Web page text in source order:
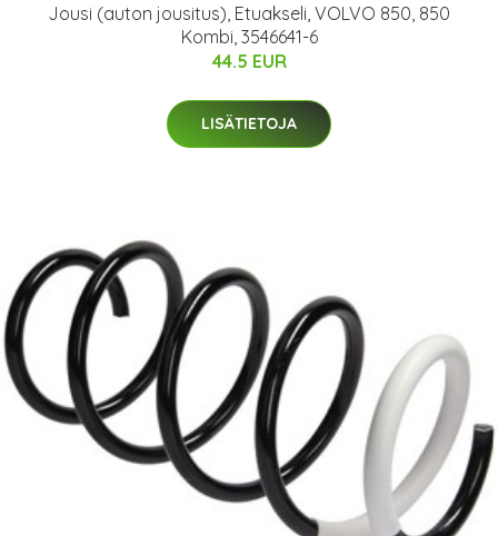
Jousi (auton jousitus), Etuakseli, VOLVO 850, 850
Kombi, 3546641-6
44.5 EUR
LISÄTIETOJA